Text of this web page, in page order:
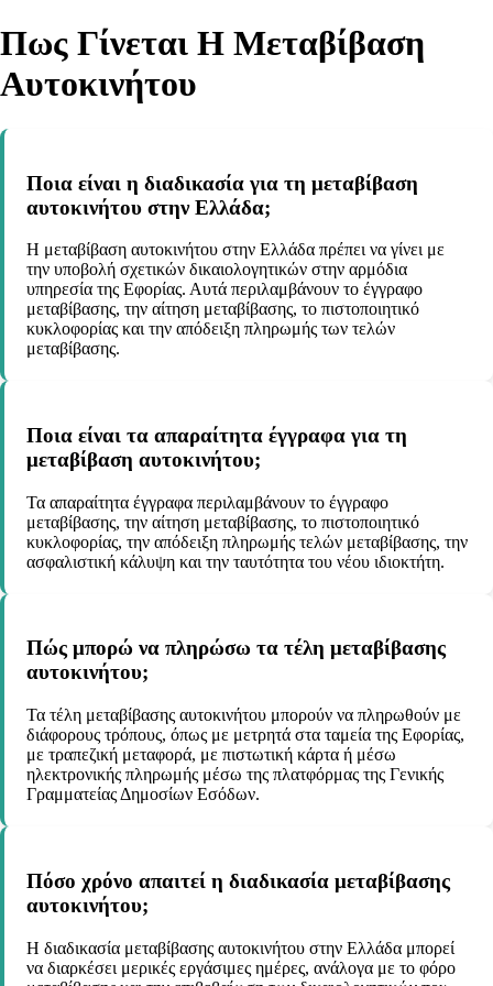
Πως Γίνεται Η Μεταβίβαση
Αυτοκινήτου
Ποια είναι η διαδικασία για τη μεταβίβαση
αυτοκινήτου στην Ελλάδα;
Η μεταβίβαση αυτοκινήτου στην Ελλάδα πρέπει να γίνει με
την υποβολή σχετικών δικαιολογητικών στην αρμόδια
υπηρεσία της Εφορίας. Αυτά περιλαμβάνουν το έγγραφο
μεταβίβασης, την αίτηση μεταβίβασης, το πιστοποιητικό
κυκλοφορίας και την απόδειξη πληρωμής των τελών
μεταβίβασης.
Ποια είναι τα απαραίτητα έγγραφα για τη
μεταβίβαση αυτοκινήτου;
Τα απαραίτητα έγγραφα περιλαμβάνουν το έγγραφο
μεταβίβασης, την αίτηση μεταβίβασης, το πιστοποιητικό
κυκλοφορίας, την απόδειξη πληρωμής τελών μεταβίβασης, την
ασφαλιστική κάλυψη και την ταυτότητα του νέου ιδιοκτήτη.
Πώς μπορώ να πληρώσω τα τέλη μεταβίβασης
αυτοκινήτου;
Τα τέλη μεταβίβασης αυτοκινήτου μπορούν να πληρωθούν με
διάφορους τρόπους, όπως με μετρητά στα ταμεία της Εφορίας,
με τραπεζική μεταφορά, με πιστωτική κάρτα ή μέσω
ηλεκτρονικής πληρωμής μέσω της πλατφόρμας της Γενικής
Γραμματείας Δημοσίων Εσόδων.
Πόσο χρόνο απαιτεί η διαδικασία μεταβίβασης
αυτοκινήτου;
Η διαδικασία μεταβίβασης αυτοκινήτου στην Ελλάδα μπορεί
να διαρκέσει μερικές εργάσιμες ημέρες, ανάλογα με το φόρο